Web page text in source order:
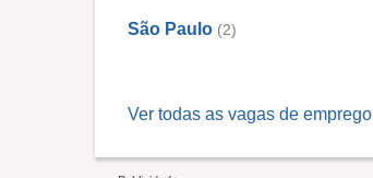
São Paulo (2)
Ver todas as vagas de